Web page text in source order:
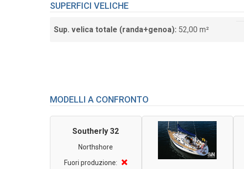
SUPERFICI VELICHE
Sup. velica totale (randa+genoa): 52,00 m²
MODELLI A CONFRONTO
Southerly 32
Northshore
Fuori produzione: ❌